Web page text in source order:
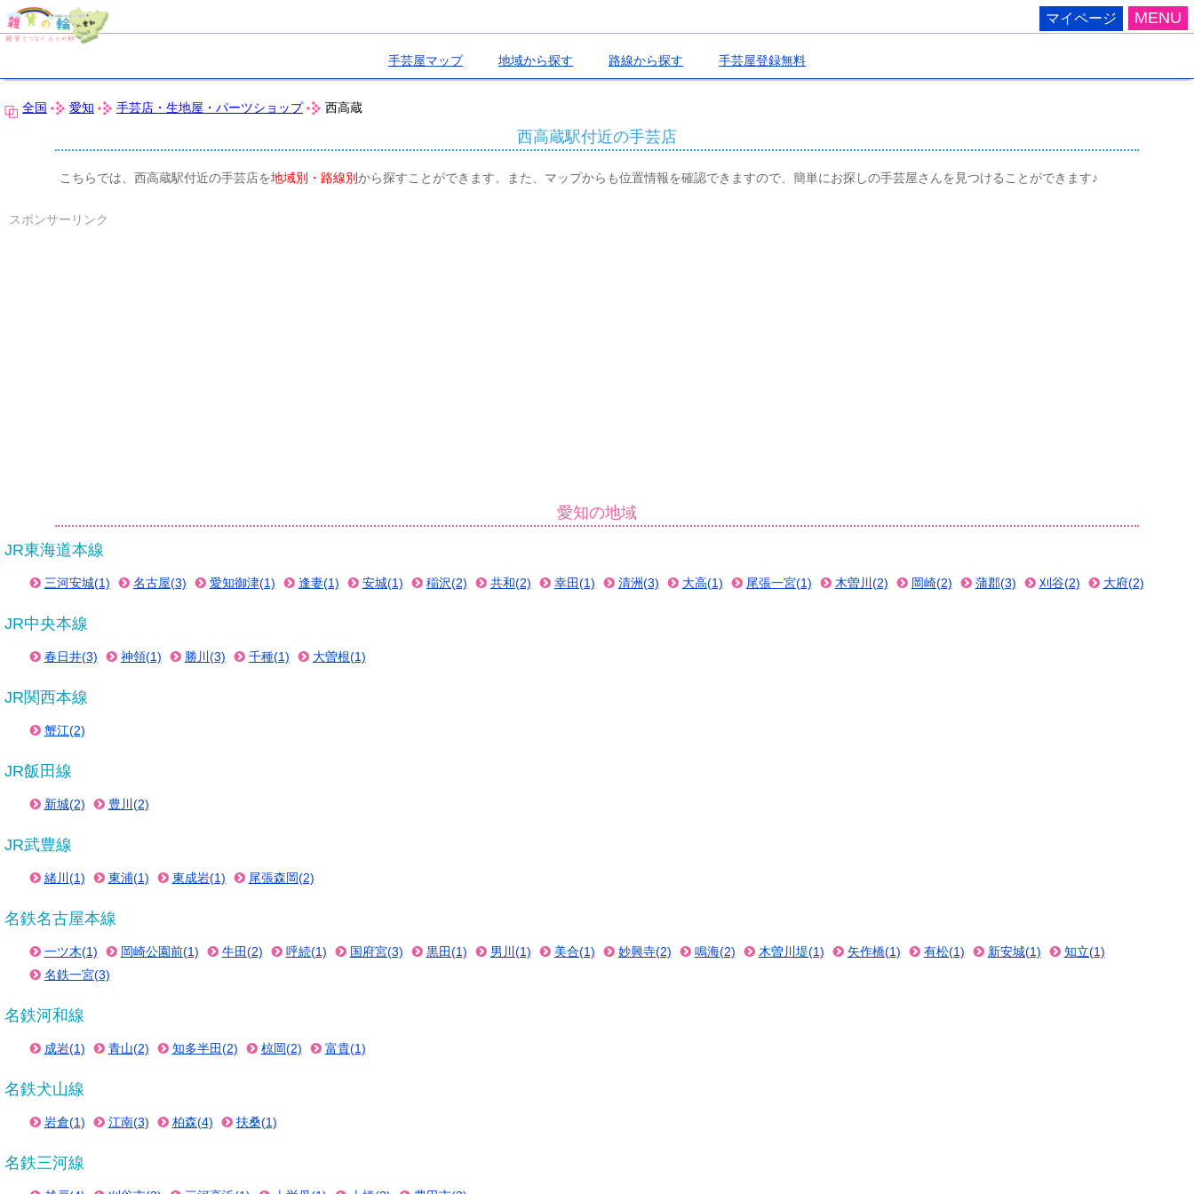
MENU
マイページ
手芸屋マップ 地域から探す 路線から探す 手芸屋登録無料
全国 愛知 手芸店・生地屋・パーツショップ 西高蔵
西高蔵駅付近の手芸店
こちらでは、西高蔵駅付近の手芸店を地域別・路線別から探すことができます。また、マップからも位置情報を確認できますので、簡単にお探しの手芸屋さんを見つけることができます♪
スポンサーリンク
愛知の地域
JR東海道本線
三河安城(1) 名古屋(3) 愛知御津(1) 逢妻(1) 安城(1) 稲沢(2) 共和(2) 幸田(1) 清洲(3) 大高(1) 尾張一宮(1) 木曽川(2) 岡崎(2) 蒲郡(3) 刈谷(2) 大府(2)
JR中央本線
春日井(3) 神領(1) 勝川(3) 千種(1) 大曽根(1)
JR関西本線
蟹江(2)
JR飯田線
新城(2) 豊川(2)
JR武豊線
緒川(1) 東浦(1) 東成岩(1) 尾張森岡(2)
名鉄名古屋本線
一ツ木(1) 岡崎公園前(1) 牛田(2) 呼続(1) 国府宮(3) 黒田(1) 男川(1) 美合(1) 妙興寺(2) 鳴海(2) 木曽川堤(1) 矢作橋(1) 有松(1) 新安城(1)
知立(1)
名鉄一宮(3)
名鉄河和線
成岩(1) 青山(2) 知多半田(2) 椋岡(2) 富貴(1)
名鉄犬山線
岩倉(1) 江南(3) 柏森(4) 扶桑(1)
名鉄三河線